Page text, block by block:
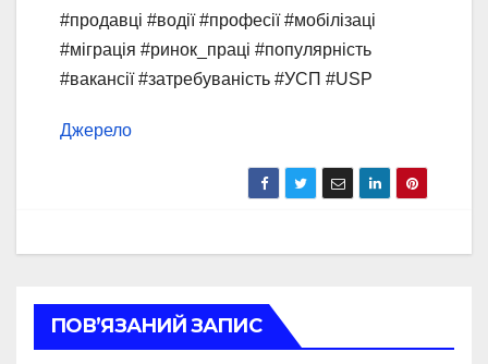
#продавці #водії #професії #мобілізаці
#міграція #ринок_праці #популярність
#вакансії #затребуваність #УСП #USP
Джерело
ПОВ’ЯЗАНИЙ ЗАПИС